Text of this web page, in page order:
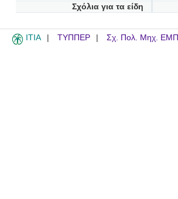
Σχόλια για τα είδη
ITIA ΤΥΠΠΕΡ Σχ. Πολ. Μηχ. ΕΜΠ